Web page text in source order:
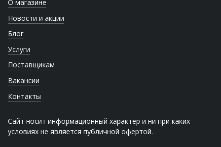
О магазине
Новости и акции
Блог
Услуги
Поставщикам
Вакансии
Контакты
Сайт носит информационный характер и ни при каких
условиях не является публичной офертой.